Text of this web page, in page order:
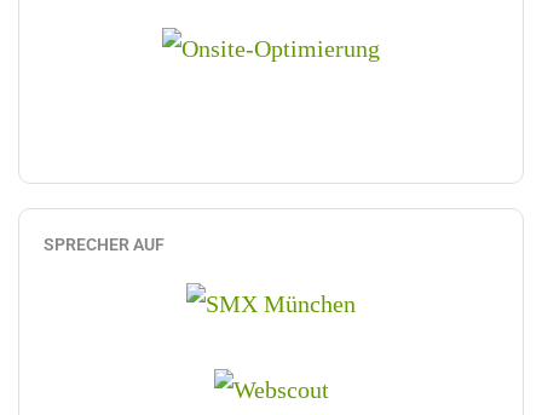
SPRECHER AUF